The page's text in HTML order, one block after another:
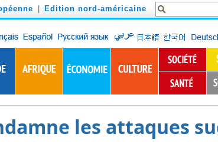
Edition nord-américaine
les attaques